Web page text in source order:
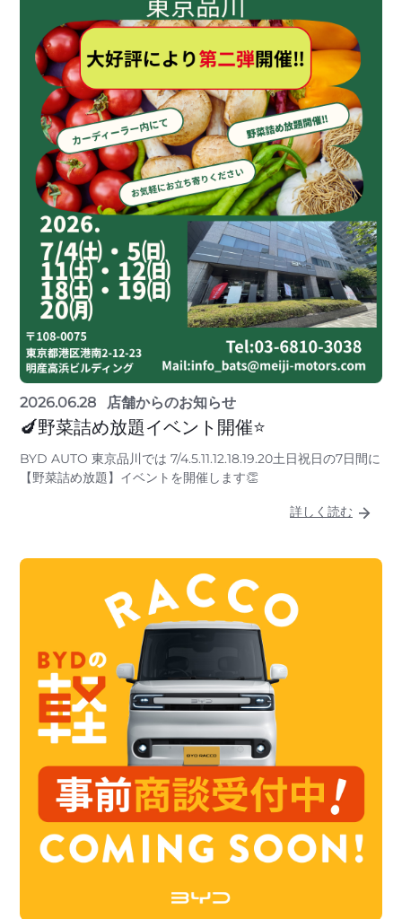
2026.06.28 店舗からのお知らせ
🍆野菜詰め放題イベント開催⭐
BYD AUTO 東京品川では 7/4.5.11.12.18.19.20土日祝日の7日間に
【野菜詰め放題】イベントを開催します👏
詳しく読む